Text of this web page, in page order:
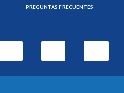
PREGUNTAS FRECUENTES